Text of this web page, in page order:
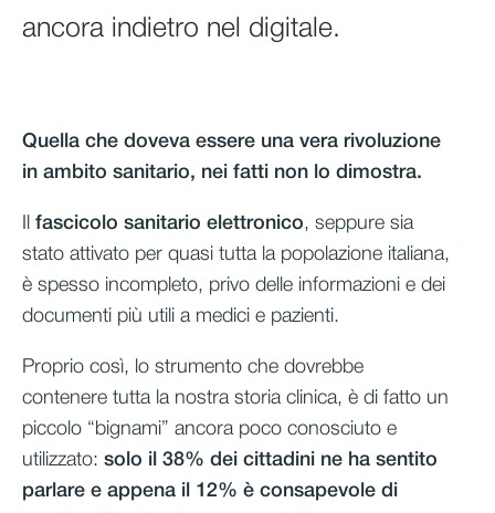
ancora indietro nel digitale.
Quella che doveva essere una vera rivoluzione
in ambito sanitario, nei fatti non lo dimostra.
fascicolo sanitario elettronico, seppure sia
stato attivato per quasi tutta la popolazione italiana,
è spesso incompleto, privo delle informazioni e dei
documenti più utili a medici e pazienti.
Proprio così, lo strumento che dovrebbe
contenere tutta la nostra storia clinica, è di fatto un
piccolo “bignami” ancora poco conosciuto e
utilizzato: solo il 38% dei cittadini ne ha sentito
parlare e appena il 12% è consapevole di